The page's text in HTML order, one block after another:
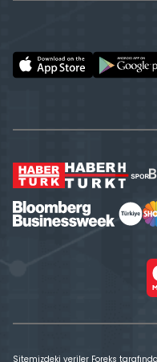
Sitemizdeki veriler Foreks